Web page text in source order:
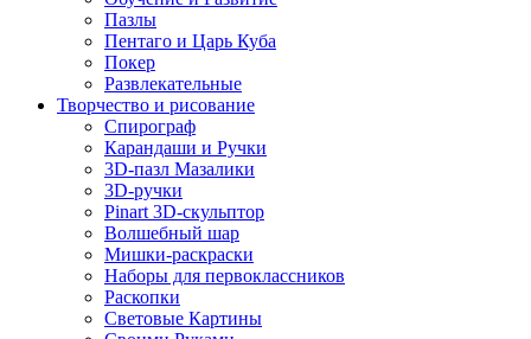
Пазлы
Пентаго и Царь Куба
Покер
Развлекательные
Творчество и рисование
Спирограф
Карандаши и Ручки
3D-пазл Мазалики
3D-ручки
Pinart 3D-скульптор
Волшебный шар
Мишки-раскраски
Наборы для первоклассников
Раскопки
Световые Картины